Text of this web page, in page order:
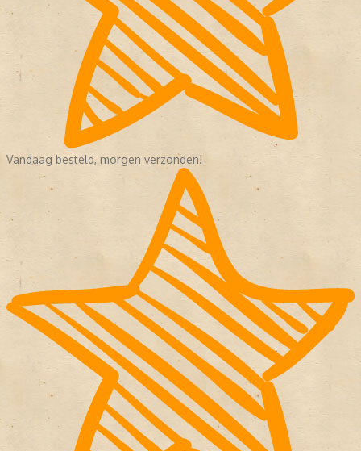
Vandaag besteld, morgen verzonden!